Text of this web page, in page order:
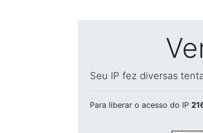
Seu IP fez diversas
Para liberar o acesso do IP